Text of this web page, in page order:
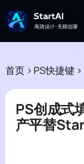
首页 > PS快捷键 >
PS创成式
产平替